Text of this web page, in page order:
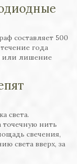
составляет 500
года
или лишение
света.
точечную нить
свечения,
света вверх, за